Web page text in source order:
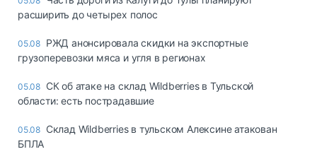
расширить до четырех полос
05.08 РЖД анонсировала скидки на экспортные
грузоперевозки мяса и угля в регионах
05.08 СК об атаке на склад Wildberries в Тульской
области: есть пострадавшие
05.08 Склад Wildberries в тульском Алексине атакован
БПЛА